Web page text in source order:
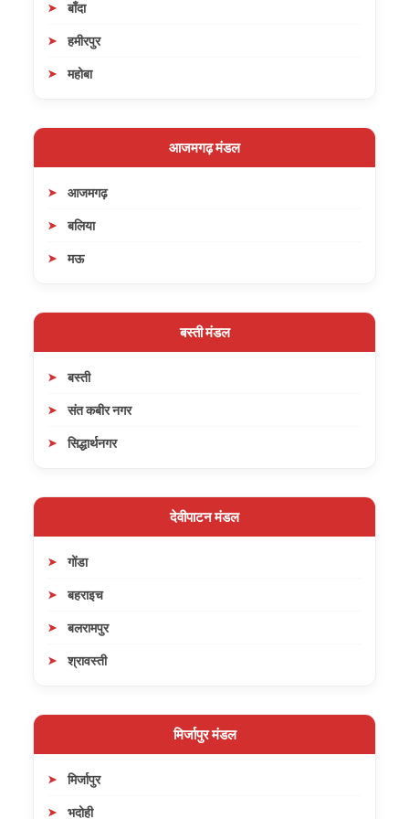
बाँदा
हमीरपुर
महोबा
आजमगढ़ मंडल
आजमगढ़
बलिया
मऊ
बस्ती मंडल
बस्ती
संत कबीर नगर
सिद्धार्थनगर
देवीपाटन मंडल
गोंडा
बहराइच
बलरामपुर
श्रावस्ती
मिर्जापुर मंडल
मिर्जापुर
भदोही